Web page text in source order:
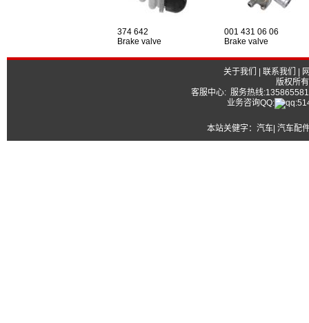
374 642
Brake valve
001 431 06 06
Brake valve
关于我们 联系我们
版权所
客服中心: 服务热线
业务咨询QQ:
本站关健字： 汽车| 汽车配